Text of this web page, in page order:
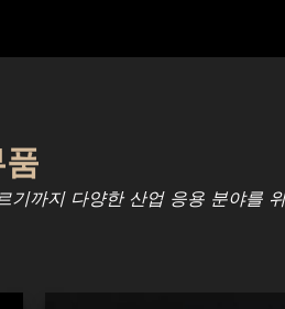
기까지 다양한 산업 응용 분야를